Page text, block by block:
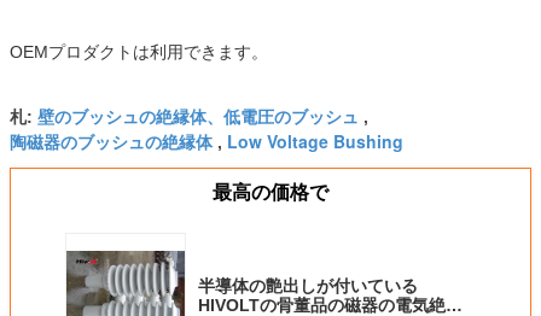
OEMプロダクトは利用できます。
札: 壁のブッシュの絶縁体、低電圧のブッシュ ,
陶磁器のブッシュの絶縁体, Low Voltage Bushing
最高の価格で
半導体の艶出しが付いている
HIVOLTの骨董品の磁器の電気絶縁